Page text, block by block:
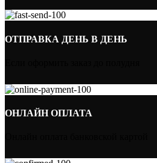
ОТПРАВКА ДЕНЬ В ДЕНЬ
ОНЛАЙН ОПЛАТА